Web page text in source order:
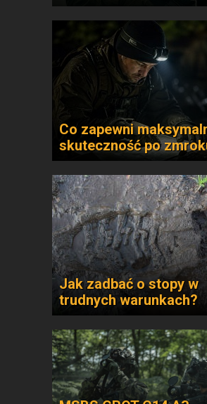
Co zapewni
skuteczność po
Jak zadbać o stopy w
trudnych warunkach?